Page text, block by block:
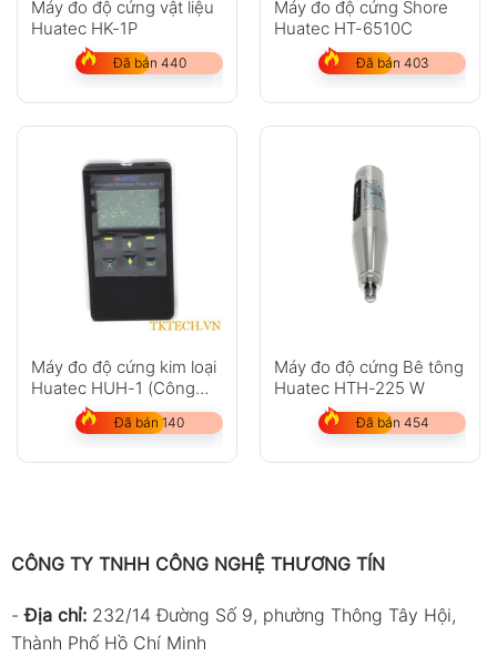
Máy đo độ cứng vật liệu
Huatec HK-1P
Đã bán 440
Máy đo độ cứng Shore
Huatec HT-6510C
Đã bán 403
Máy đo độ cứng kim loại
Huatec HUH-1 (Công
nghệ siêu âm Đức)
Đã bán 140
Máy đo độ cứng Bê tông
Huatec HTH-225 W
Đã bán 454
CÔNG TY TNHH CÔNG NGHỆ THƯƠNG TÍN
-Địa chỉ: 232/14 Đường Số 9, phường Thông Tây Hội,
Thành Phố Hồ Chí Minh